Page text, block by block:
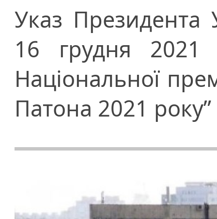
Указ Президента
16 грудня
Національної
Патона 2021 року”